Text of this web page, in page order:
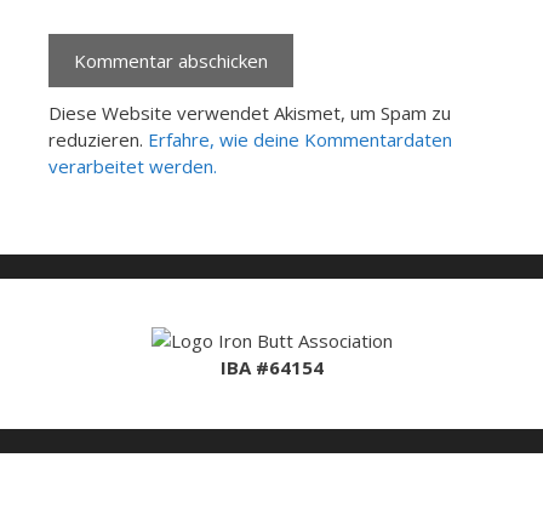
Diese Website verwendet Akismet, um Spam zu
reduzieren. Erfahre, wie deine Kommentardaten
verarbeitet werden.
IBA #64154